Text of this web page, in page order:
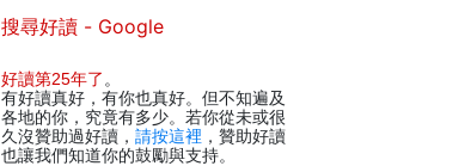
搜尋好讀 - Google
好讀第25年了 。
有好讀真好，有你也真好。但不知遍及
各地的你，究竟有多少。若你從未或很
久沒贊助過好讀， 請按這裡 ，贊助好讀
也讓我們知道你的鼓勵與支持。